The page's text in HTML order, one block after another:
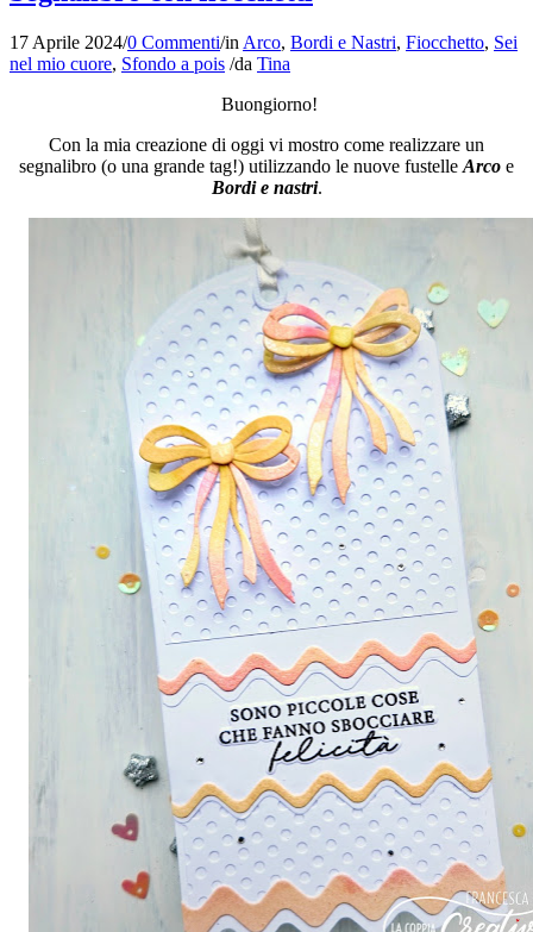
17 Aprile 2024/0 Commenti/in Arco, Bordi e Nastri, Fiocchetto, Sei
nel mio cuore, Sfondo a pois /da Tina
Buongiorno!
Con la mia creazione di oggi vi mostro come realizzare un
segnalibro (o una grande tag!) utilizzando le nuove fustelle Arco e
Bordi e nastri.